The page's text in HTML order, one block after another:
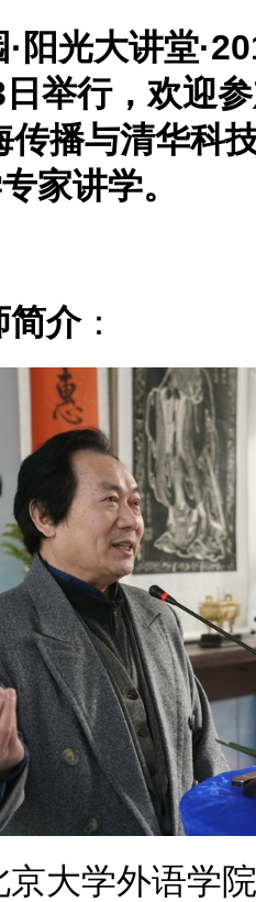
阳光大讲堂
举行，欢迎
传播与清华科
家讲学。
简介：
大学外语学